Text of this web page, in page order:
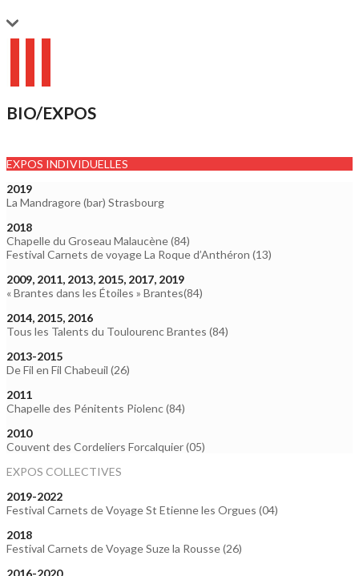
BIO/EXPOS
EXPOS INDIVIDUELLES
2019
La Mandragore (bar) Strasbourg
2018
Chapelle du Groseau Malaucène (84)
Festival Carnets de voyage La Roque d’Anthéron (13)
2009, 2011, 2013, 2015, 2017, 2019
« Brantes dans les Étoiles » Brantes(84)
2014, 2015, 2016
Tous les Talents du Toulourenc Brantes (84)
2013-2015
De Fil en Fil Chabeuil (26)
2011
Chapelle des Pénitents Piolenc (84)
2010
Couvent des Cordeliers Forcalquier (05)
EXPOS COLLECTIVES
2019-2022
Festival Carnets de Voyage St Etienne les Orgues (04)
2018
Festival Carnets de Voyage Suze la Rousse (26)
2016-2020